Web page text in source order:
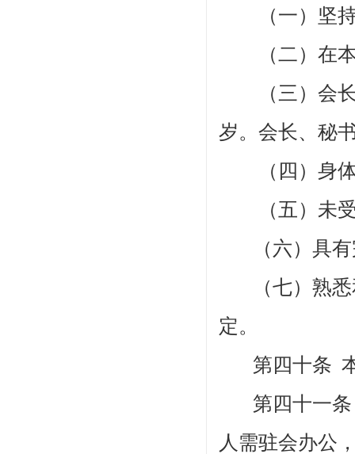
（一）坚持
（二）在本
（三）会长
岁。会长、 秘
（四）身体
（五）未受
（六）具
（七） 熟
定。
第四十条
第四十一
人需驻会办公